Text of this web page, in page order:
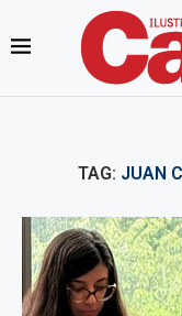
TAG: JUAN